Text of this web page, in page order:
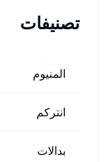
تصنيفات
المنيوم
انتركم
بدالات